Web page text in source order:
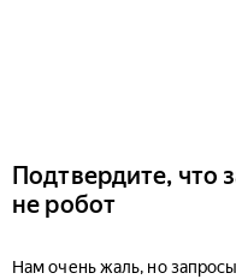
Подтвердите, что
не робот
Нам очень жаль, но